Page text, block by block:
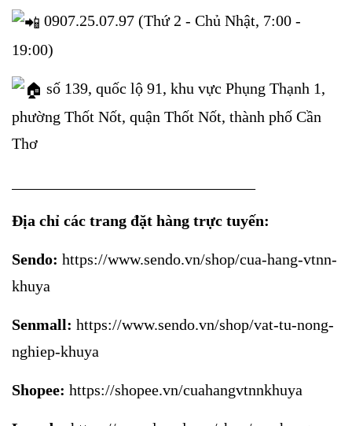
0907.25.07.97 (Thứ 2 - Chủ Nhật, 7:00 -
19:00)
số 139, quốc lộ 91, khu vực Phụng Thạnh 1,
phường Thốt Nốt, quận Thốt Nốt, thành phố Cần
Thơ
Địa chỉ các trang đặt hàng trực tuyến:
Sendo: https://www.sendo.vn/shop/cua-hang-vtnn-
khuya
Senmall: https://www.sendo.vn/shop/vat-tu-nong-
nghiep-khuya
Shopee: https://shopee.vn/cuahangvtnnkhuya